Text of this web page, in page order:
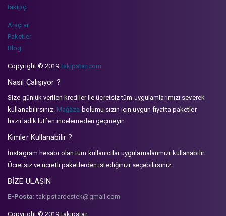
takipçi
Araçlar
Paketler
Blog
Copyright © 2019takipstar.com
Nasıl Çalışıyor ?
Size günlük verilen krediler ile ücretsiz tüm uygulamlarımızı severek
kullanabilirsiniz. Mağaza bölümü sizin için uygun fiyatta paketler
hazırladık lütfen incelemeden geçmeyin.
Kimler Kullanabilir ?
İnstagram hesabı olan tüm kullanıcılar uygulamalarımızı kullanabilir.
Ücretsiz ve ücretli paketlerden istediğinizi seçebilirsiniz.
BİZE ULAŞIN
E-Posta: takipstardestek@gmail.com
Copyright © 2019 takipstar.